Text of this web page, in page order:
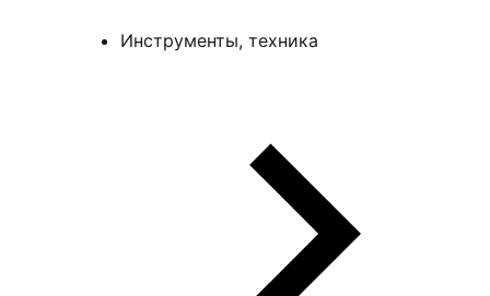
Инструменты, техника